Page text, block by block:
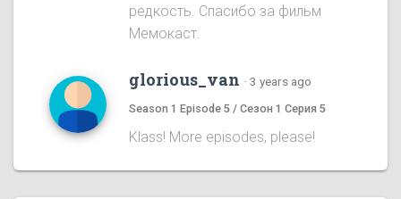
редкость. Спасибо за фильм
Мемокаст.
glorious_van · 3 years ago
Season 1 Episode 5 / Сезон 1 Серия 5
Klass! More episodes, please!